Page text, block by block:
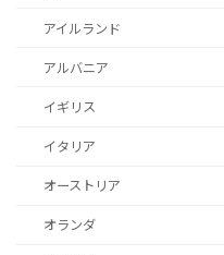
アイルランド
アルバニア
イギリス
イタリア
オーストリア
オランダ